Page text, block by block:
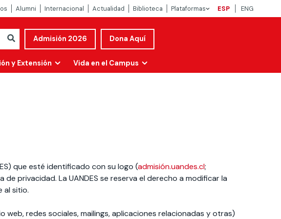
Alumni Internacional Actualidad Biblioteca Plataformas ESP ENG
Admisión 2026 Dona Aquí
y Extensión Vida en el Campus
que esté identificado con su logo (admisión.uandes.cl;
privacidad. La UANDES se reserva el derecho a modificar la
al sitio.
redes sociales, mailings, aplicaciones relacionadas y otras)